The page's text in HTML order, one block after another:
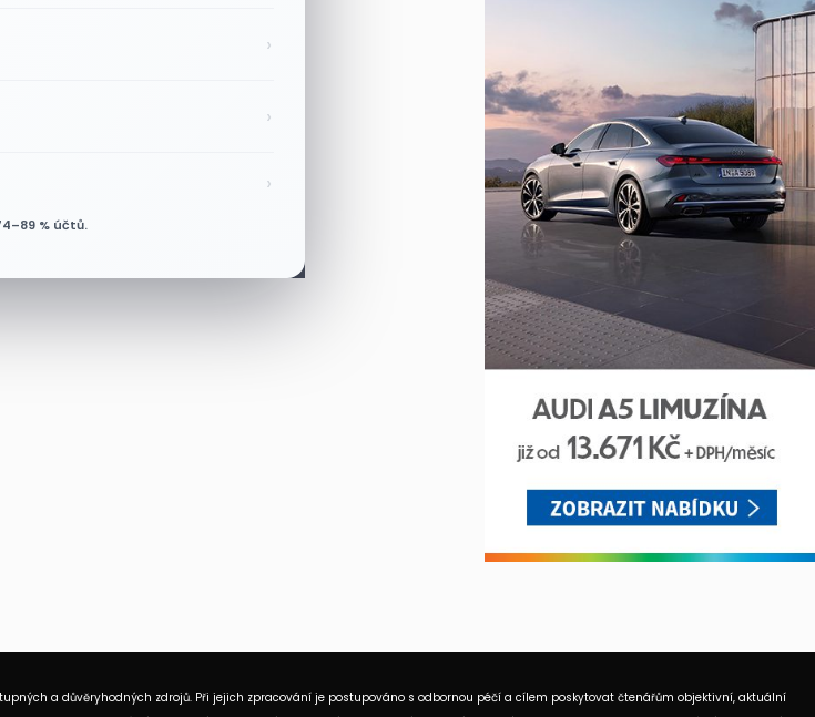
›
›
›
% účtů.
a důvěryhodných zdrojů. Při jejich zpracování je postupováno s odbornou péčí a cílem poskytovat čtenářům objektivní, aktuální